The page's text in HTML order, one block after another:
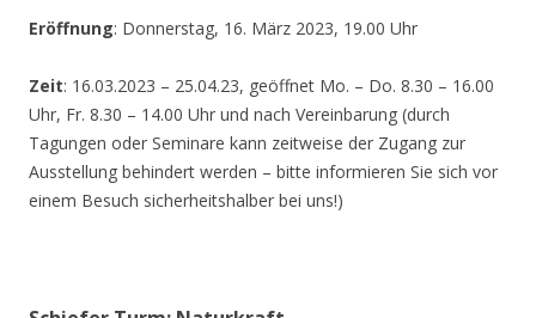
Eröffnung: Donnerstag, 16. März 2023, 19.00 Uhr
Zeit: 16.03.2023 – 25.04.23, geöffnet Mo. – Do. 8.30 – 16.00
Uhr, Fr. 8.30 – 14.00 Uhr und nach Vereinbarung (durch
Tagungen oder Seminare kann zeitweise der Zugang zur
Ausstellung behindert werden – bitte informieren Sie sich vor
einem Besuch sicherheitshalber bei uns!)